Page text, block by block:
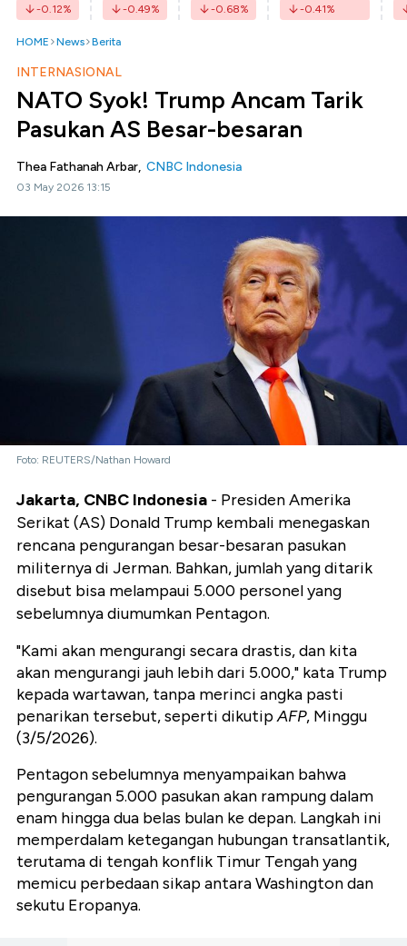
-0.12% -0.49% -0.68% -0.41%
HOME News Berita
INTERNASIONAL
NATO Syok! Trump Ancam Tarik
Pasukan AS Besar-besaran
Thea Fathanah Arbar, CNBC Indonesia
03 May 2026 13:15
Foto: REUTERS/Nathan Howard
Jakarta, CNBC Indonesia - Presiden Amerika
Serikat (AS) Donald Trump kembali menegaskan
rencana pengurangan besar-besaran pasukan
militernya di Jerman. Bahkan, jumlah yang ditarik
disebut bisa melampaui 5.000 personel yang
sebelumnya diumumkan Pentagon.
"Kami akan mengurangi secara drastis, dan kita
akan mengurangi jauh lebih dari 5.000," kata Trump
kepada wartawan, tanpa merinci angka pasti
penarikan tersebut, seperti dikutipAFP, Minggu
(3/5/2026).
Pentagon sebelumnya menyampaikan bahwa
pengurangan 5.000 pasukan akan rampung dalam
enam hingga dua belas bulan ke depan. Langkah ini
memperdalam ketegangan hubungan transatlantik,
terutama di tengah konflik Timur Tengah yang
memicu perbedaan sikap antara Washington dan
sekutu Eropanya.